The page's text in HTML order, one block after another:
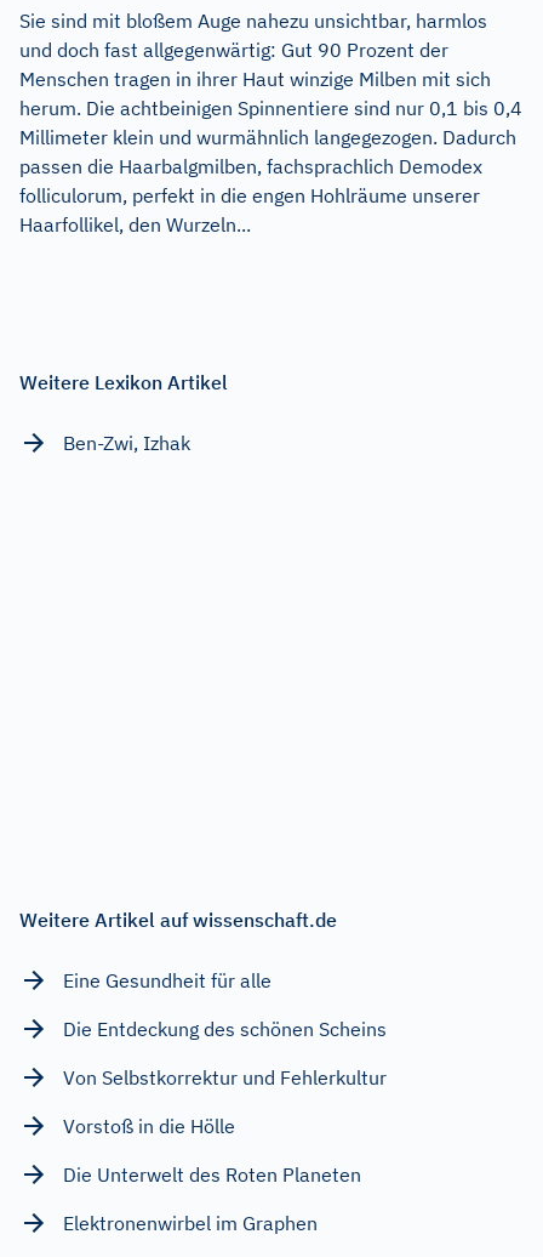
Sie sind mit bloßem Auge nahezu unsichtbar, harmlos
und doch fast allgegenwärtig: Gut 90 Prozent der
Menschen tragen in ihrer Haut winzige Milben mit sich
herum. Die achtbeinigen Spinnentiere sind nur 0,1 bis 0,4
Millimeter klein und wurmähnlich langegezogen. Dadurch
passen die Haarbalgmilben, fachsprachlich Demodex
folliculorum, perfekt in die engen Hohlräume unserer
Haarfollikel, den Wurzeln...
Weitere Lexikon Artikel
Ben-Zwi, Izhak
Weitere Artikel auf wissenschaft.de
Eine Gesundheit für alle
Die Entdeckung des schönen Scheins
Von Selbstkorrektur und Fehlerkultur
Vorstoß in die Hölle
Die Unterwelt des Roten Planeten
Elektronenwirbel im Graphen